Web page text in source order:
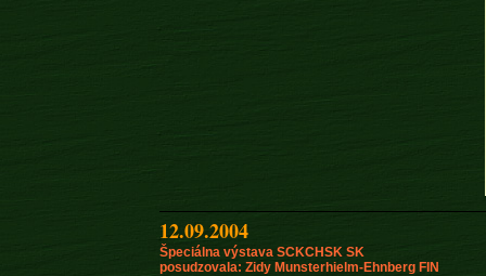
12.09.2004
Špeciálna výstava SCKCHSK SK
posudzovala: Zidy Munsterhielm-Ehnberg FIN